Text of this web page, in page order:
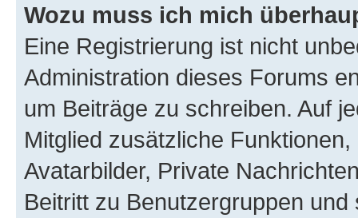
Wozu muss ich mich
Eine Registrierung ist nicht
Administration dieses Forums
um Beiträge zu schreiben. Auf
Mitglied zusätzliche
Avatarbilder, Private
Beitritt zu Benutzergruppen